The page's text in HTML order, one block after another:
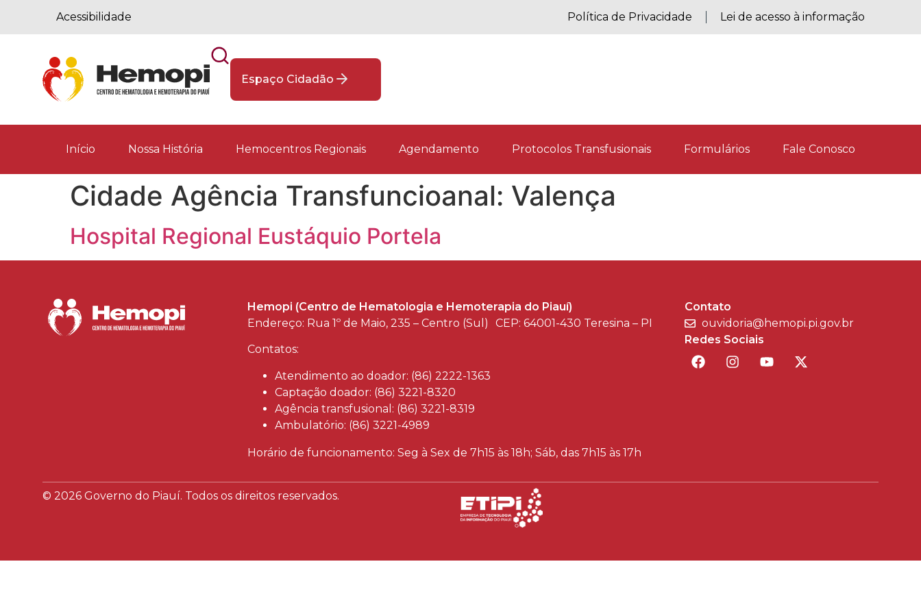
Acessibilidade Política de Privacidade Lei de acesso à informação
Espaço Cidadão
Início Nossa História Hemocentros Regionais Agendamento Protocolos Transfusionais Formulários Fale Conosco
Cidade Agência Transfuncioanal: Valença
Hospital Regional Eustáquio Portela
Hemopi (Centro de Hematologia e Hemoterapia do Piauí)
Endereço: Rua 1º de Maio, 235 – Centro (Sul) CEP: 64001-430 Teresina – PI
Contatos:
Atendimento ao doador: (86) 2222-1363
Captação doador: (86) 3221-8320
Agência transfusional: (86) 3221-8319
Ambulatório: (86) 3221-4989
Horário de funcionamento: Seg à Sex de 7h15 às 18h; Sáb, das 7h15 às 17h
Contato
ouvidoria@hemopi.pi.gov.br
Redes Sociais
© 2026 Governo do Piauí. Todos os direitos reservados.